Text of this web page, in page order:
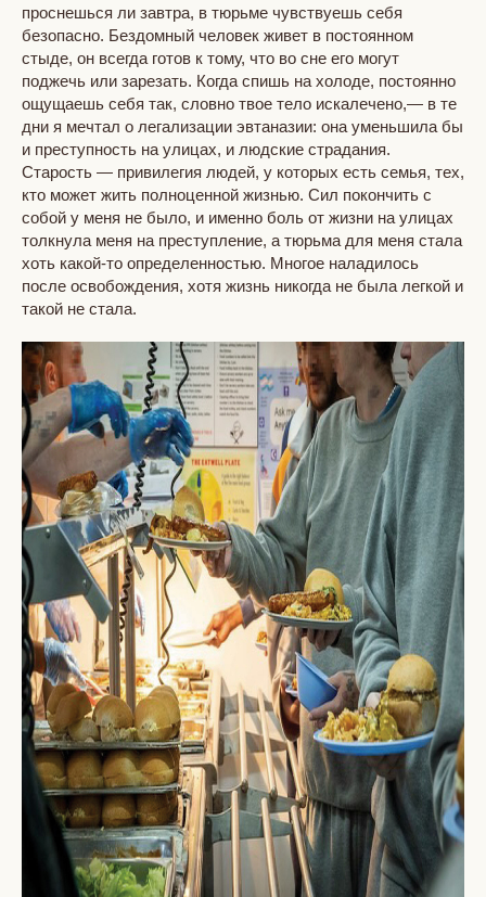
проснешься ли завтра, в тюрьме чувствуешь себя
безопасно. Бездомный человек живет в постоянном
стыде, он всегда готов к тому, что во сне его могут
поджечь или зарезать. Когда спишь на холоде, постоянно
ощущаешь себя так, словно твое тело искалечено,— в те
дни я мечтал о легализации эвтаназии: она уменьшила бы
и преступность на улицах, и людские страдания.
Старость — привилегия людей, у которых есть семья, тех,
кто может жить полноценной жизнью. Сил покончить с
собой у меня не было, и именно боль от жизни на улицах
толкнула меня на преступление, а тюрьма для меня стала
хоть какой-то определенностью. Многое наладилось
после освобождения, хотя жизнь никогда не была легкой и
такой не стала.